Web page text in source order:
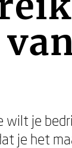
wilt je
je het